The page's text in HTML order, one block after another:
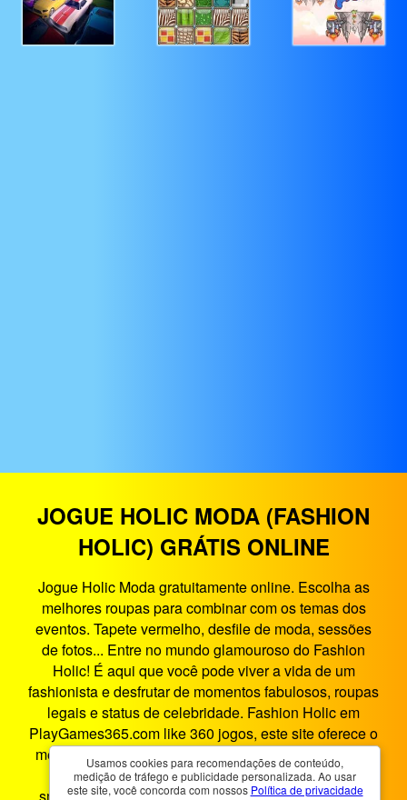
JOGUE HOLIC MODA (FASHION
HOLIC) GRÁTIS ONLINE
Jogue Holic Moda gratuitamente online. Escolha as
melhores roupas para combinar com os temas dos
eventos. Tapete vermelho, desfile de moda, sessões
de fotos... Entre no mundo glamouroso do Fashion
Holic! É aqui que você pode viver a vida de um
fashionista e desfrutar de momentos fabulosos, roupas
legais e status de celebridade. Fashion Holic em
PlayGames365.com like 360 jogos, este site oferece o
melhor entretenimento de jogos no navegador. Holic
Moda é um jogo HTML5 que funciona em
Usamos cookies para recomendações de conteúdo,
medição de tráfego e publicidade personalizada. Ao usar
este site, você concorda com nossos Política de privacidade